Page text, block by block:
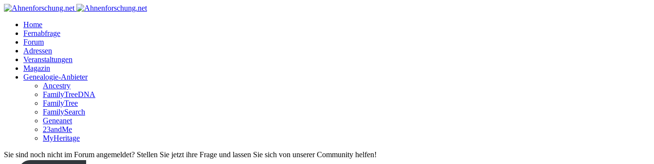
Home
Fernabfrage
Forum
Adressen
Veranstaltungen
Magazin
Genealogie-Anbieter
Ancestry
FamilyTreeDNA
FamilyTree
FamilySearch
Geneanet
23andMe
MyHeritage
Sie sind noch nicht im Forum angemeldet? Stellen Sie jetzt ihre Frage und lassen Sie sich von unserer Community helfen!